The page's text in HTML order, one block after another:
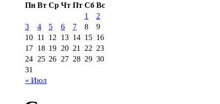
Пн Вт Ср Чт Пт Сб Вс
« Июл
1
2
3
4 5 6 7 8
9
10 11 12 13 14 15 16
17 18 19 20 21 22 23
24 25 26 27 28 29 30
31